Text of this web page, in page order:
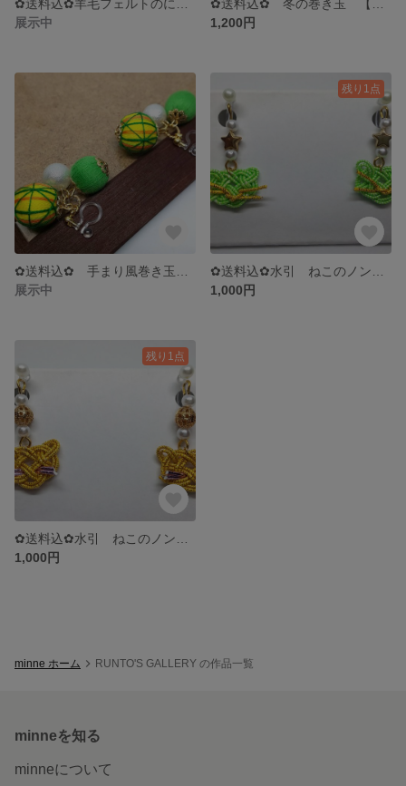
展示中
1,200円
展示中
残り1点
1,000円
残り1点
1,000円
minne ホーム RUNTO'S GALLERY の作品一覧
minneを知る
minneについて